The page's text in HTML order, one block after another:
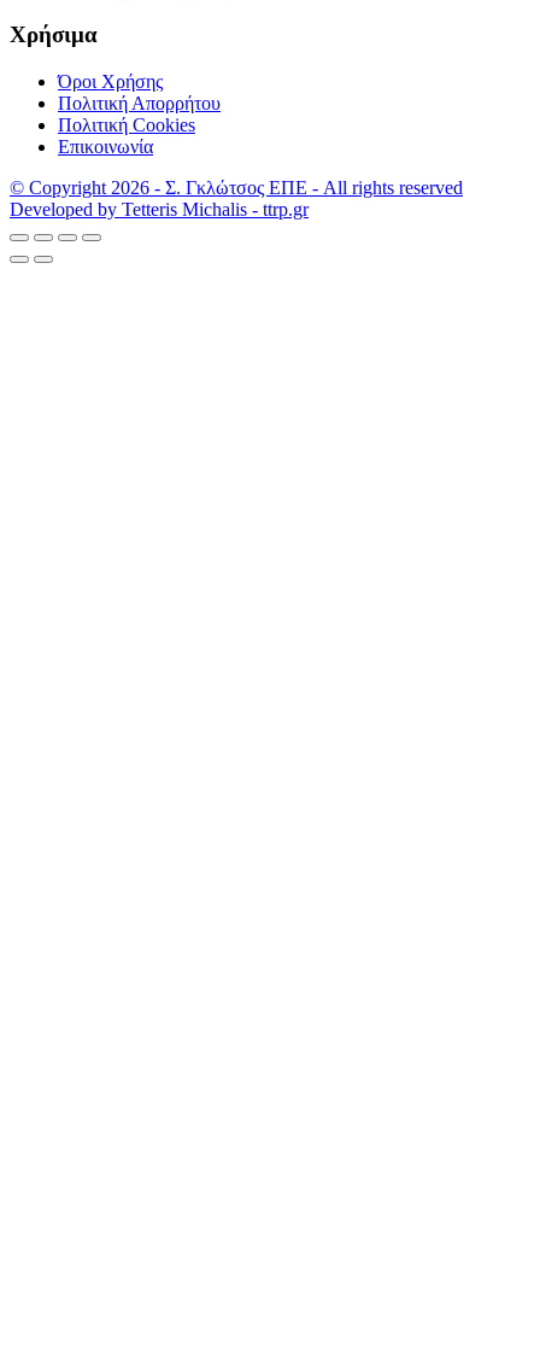
Χρήσιμα
Όροι Χρήσης
Πολιτική Απορρήτου
Πολιτική Cookies
Επικοινωνία
© Copyright 2026 - Σ. Γκλώτσος ΕΠΕ - All rights reserved
Developed by Tetteris Michalis - ttrp.gr